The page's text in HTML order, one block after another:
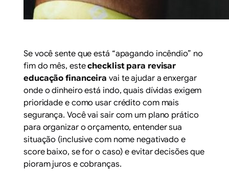
Se você sente que está “apagando incêndio” no
fim do mês, estechecklist para revisar
educação financeira vai te ajudar a enxergar
onde o dinheiro está indo, quais dívidas exigem
prioridade e como usar crédito com mais
segurança. Você vai sair com um plano prático
para organizar o orçamento, entender sua
situação (inclusive com nome negativado e
score baixo, se for o caso) e evitar decisões que
pioram juros e cobranças.